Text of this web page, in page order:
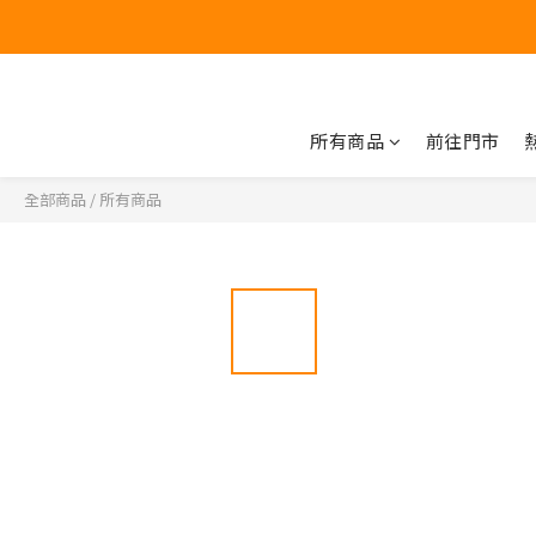
所有商品 前往門市
全部商品 / 所有商品